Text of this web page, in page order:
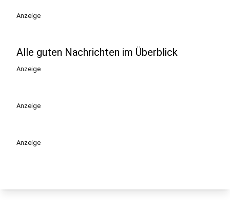
Anzeige
Alle guten Nachrichten im Überblick
Anzeige
Anzeige
Anzeige